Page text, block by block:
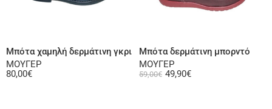
Μπότα χαμηλή δερμάτινη γκρι
ΜΟΥΓΕΡ
80,00€
Μπότα δερμάτινη μπορντό
ΜΟΥΓΕΡ
59,00€ 49,90€